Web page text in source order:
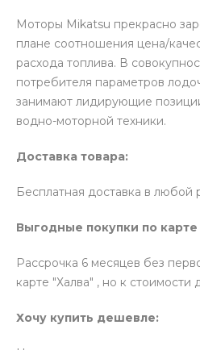
Моторы Mikatsu прекрасно
плане соотношения цена/
расхода топлива. В
потребителя параметров
занимают лидирующие
водно-моторной техники.
Доставка товара:
Бесплатная доставка в любой
Выгодные покупки по карте
Рассрочка 6 месяцев без
карте "Халва" , но к стоимости
Хочу купить дешевле: